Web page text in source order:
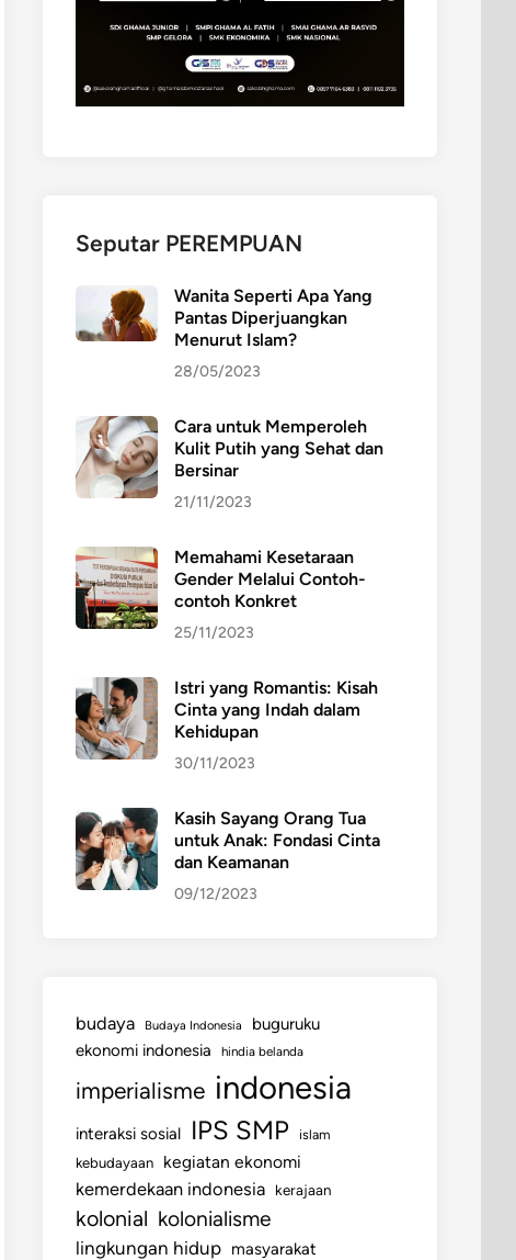
Seputar PEREMPUAN
Wanita Seperti Apa Yang
Pantas Diperjuangkan
Menurut Islam?
28/05/2023
Cara untuk Memperoleh
Kulit Putih yang Sehat dan
Bersinar
21/11/2023
Memahami Kesetaraan
Gender Melalui Contoh-
contoh Konkret
25/11/2023
Istri yang Romantis: Kisah
Cinta yang Indah dalam
Kehidupan
30/11/2023
Kasih Sayang Orang Tua
untuk Anak: Fondasi Cinta
dan Keamanan
09/12/2023
budaya Budaya Indonesia
buguruku
ekonomi indonesia
hindia belanda
imperialisme indonesia
interaksi sosial IPS SMP
islam
kebudayaan
kegiatan ekonomi
kemerdekaan indonesia kerajaan
kolonial kolonialisme
lingkungan hidup masyarakat